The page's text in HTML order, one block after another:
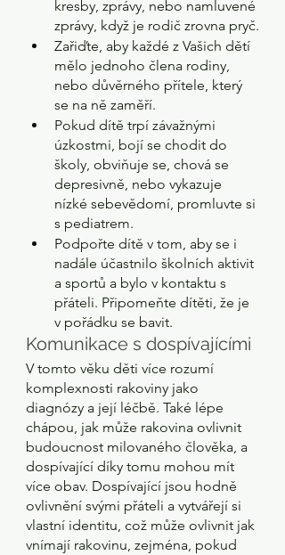
kresby, zprávy, nebo namluvené
zprávy, když je rodič zrovna pryč.
Zařiďte, aby každé z Vašich dětí
mělo jednoho člena rodiny,
nebo důvěrného přítele, který
se na ně zaměří.
Pokud dítě trpí závažnými
úzkostmi, bojí se chodit do
školy, obviňuje se, chová se
depresivně, nebo vykazuje
nízké sebevědomí, promluvte si
s pediatrem.
Podpořte dítě v tom, aby se i
nadále účastnilo školních aktivit
a sportů a bylo v kontaktu s
přáteli. Připomeňte dítěti, že je
v pořádku se bavit.
Komunikace s dospívajícími
V tomto věku děti více rozumí
komplexnosti rakoviny jako
diagnózy a její léčbě. Také lépe
chápou, jak může rakovina ovlivnit
budoucnost milovaného člověka, a
dospívající díky tomu mohou mít
více obav. Dospívající jsou hodně
ovlivnění svými přáteli a vytvářejí si
vlastní identitu, což může ovlivnit jak
vnímají rakovinu, zejména, pokud